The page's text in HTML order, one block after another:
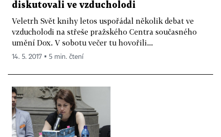
diskutovali ve vzducholodi
Veletrh Svět knihy letos uspořádal několik debat ve
vzducholodi na střeše pražského Centra současného
umění Dox. V sobotu večer tu hovořili...
14. 5. 2017 ▪ 5 min. čtení